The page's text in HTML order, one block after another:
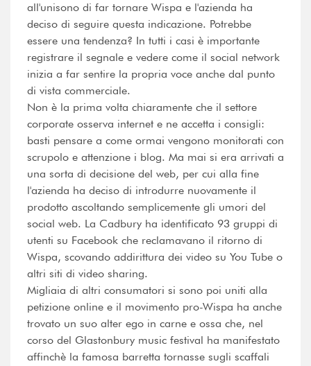
all'unisono di far tornare Wispa e l'azienda ha
deciso di seguire questa indicazione. Potrebbe
essere una tendenza? In tutti i casi è importante
registrare il segnale e vedere come il social network
inizia a far sentire la propria voce anche dal punto
di vista commerciale.
Non è la prima volta chiaramente che il settore
corporate osserva internet e ne accetta i consigli:
basti pensare a come ormai vengono monitorati con
scrupolo e attenzione i blog. Ma mai si era arrivati a
una sorta di decisione del web, per cui alla fine
l'azienda ha deciso di introdurre nuovamente il
prodotto ascoltando semplicemente gli umori del
social web. La Cadbury ha identificato 93 gruppi di
utenti su Facebook che reclamavano il ritorno di
Wispa, scovando addirittura dei video su You Tube o
altri siti di video sharing.
Migliaia di altri consumatori si sono poi uniti alla
petizione online e il movimento pro-Wispa ha anche
trovato un suo alter ego in carne e ossa che, nel
corso del Glastonbury music festival ha manifestato
affinchè la famosa barretta tornasse sugli scaffali